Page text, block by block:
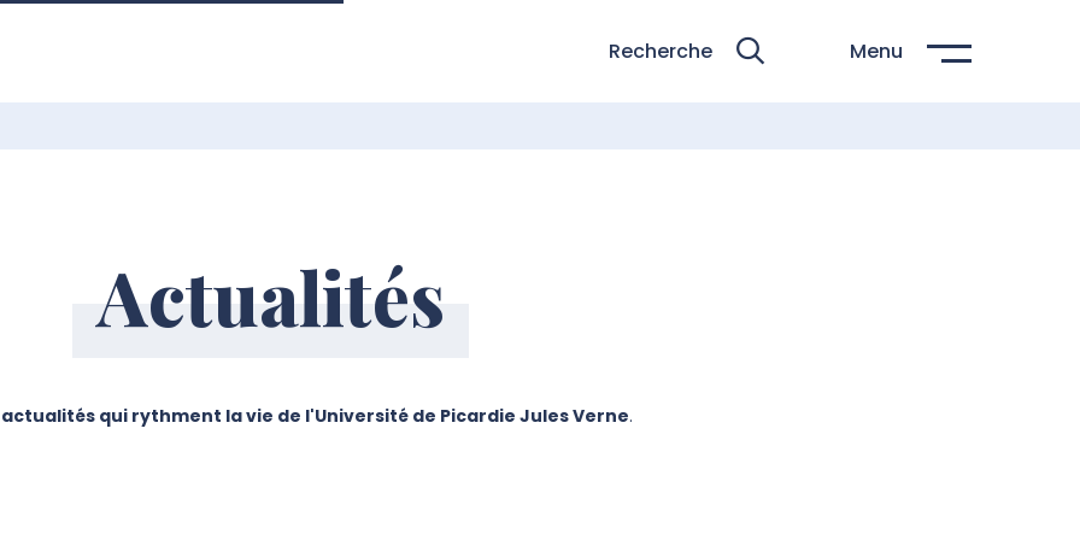
Recherche Menu
Actualités
actualités qui rythment la vie de l'Université de Picardie Jules Verne.